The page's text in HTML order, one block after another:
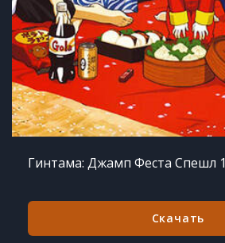
Гинтама: Джамп Феста Спешл 1
Скачать